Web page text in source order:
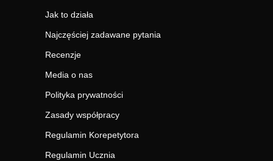
Jak to działa
Najczęściej zadawane pytania
Recenzje
Media o nas
Polityka prywatności
Zasady współpracy
Regulamin Korepetytora
Regulamin Ucznia